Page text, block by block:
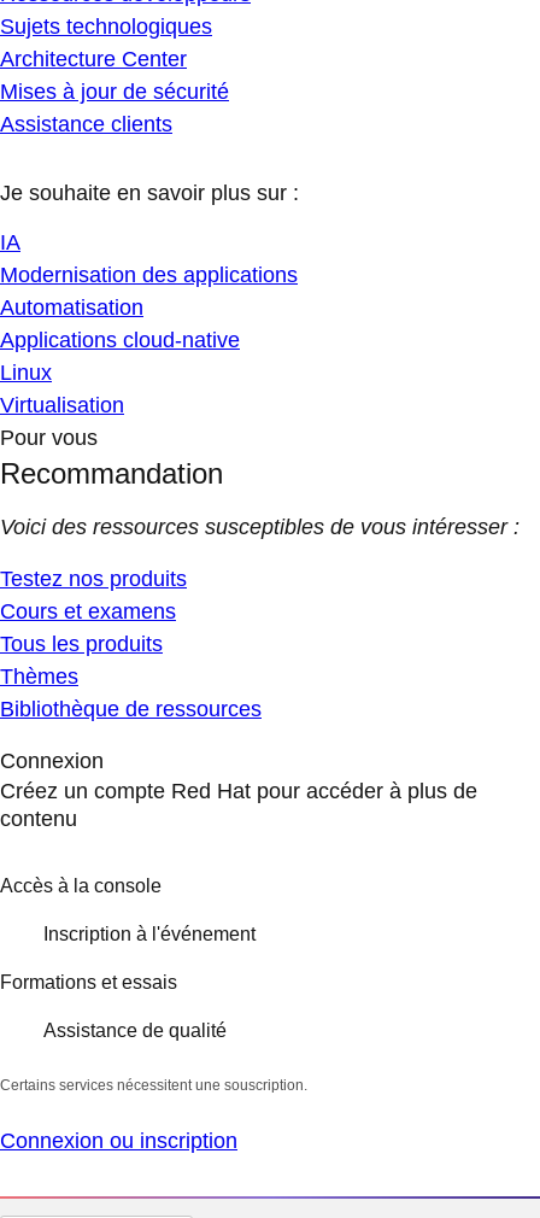
Sujets technologiques
Architecture Center
Mises à jour de sécurité
Assistance clients
Je souhaite en savoir plus sur :
IA
Modernisation des applications
Automatisation
Applications cloud-native
Linux
Virtualisation
Pour vous
Recommandation
Voici des ressources susceptibles de vous intéresser :
Testez nos produits
Cours et examens
Tous les produits
Thèmes
Bibliothèque de ressources
Connexion
Créez un compte Red Hat pour accéder à plus de
contenu
Accès à la console
Inscription à l'événement
Formations et essais
Assistance de qualité
Certains services nécessitent une souscription.
Connexion ou inscription